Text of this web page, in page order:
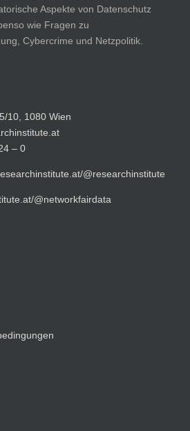
Aspekte von Datenschutz
wie Fragen zu
Cybercrime und Netzpolitik.
10, 1080 Wien
– 0
@researchinstitute
@networkfairdata